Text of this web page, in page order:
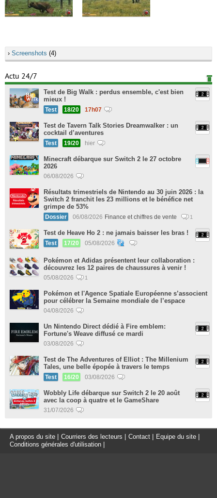
› Screenshots (4)
Actu 24/7
Test de Big Walk : perdus ensemble, c'est bien
mieux !
Test 18/20 17h07
Test de Tavern Talk Stories Dreamwalker : un
cocktail d’aventures
Test 19/20 hier
Minecraft débarque sur Switch 2 le 27 octobre
2026
06/08/2026
Résultats trimestriels de Nintendo au 30 juin 2026 : la
Switch 2 franchit les 23 millions et le bénéfice net
grimpe de 53%
Dossier 06/08/2026 Finance et chiffres de vente 1
Test de Heave Ho 2 : ne jamais baisser les bras !
Test 17/20 05/08/2026
Pokémon et Adidas présentent leur collaboration :
découvrez les 12 paires de chaussures à venir !
05/08/2026 1
Pokémon et l'Agence Spatiale Européenne s’associent
pour célébrer la Semaine mondiale de l’espace
04/08/2026
Un Nintendo Direct dédié à Fire emblem:
Fortune's Weave diffusé ce mardi
03/08/2026
Test de The Adventures of Elliot : The Millenium
Tales, une belle épopée à travers le temps
Test 16/20 03/08/2026
Wobbly Life débarque sur Switch 2 le 20 août
avec la coop à quatre et le GameShare
31/07/2026
A propos du site Courriers des lecteurs Contact Equipe du site
Conditions générales d'utilisation